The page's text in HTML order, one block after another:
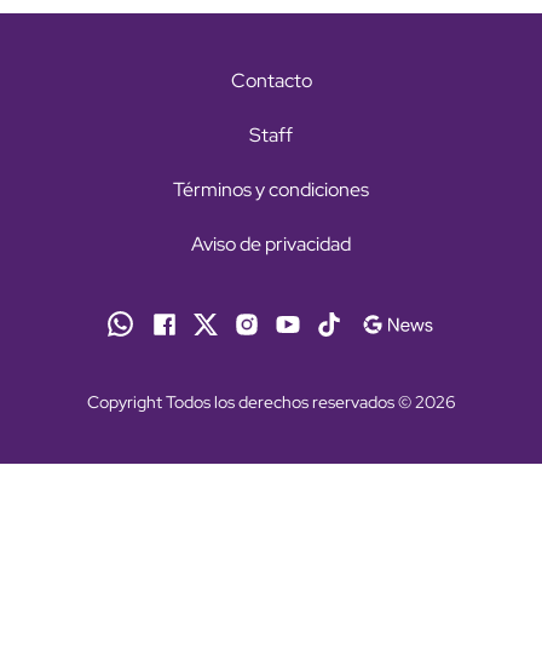
Contacto
Staff
Términos y condiciones
Aviso de privacidad
Copyright Todos los derechos reservados © 2026